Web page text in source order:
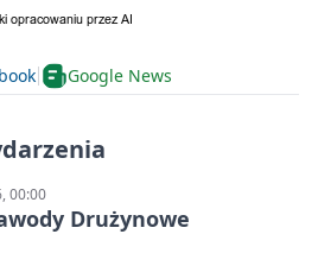
Google News
00:00
Drużynowe